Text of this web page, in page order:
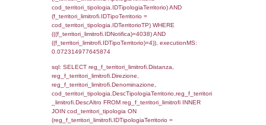
0.00052404403686523
sql: SELECT el_regioni.Regione,
el_comuni.Comune,
reg_f_confini INNER JOIN ((el_comuni
el_province ON el_comuni.IstProvincia =
el_province.IstProvincia) INNER JOIN
el_province.IstRegione =
reg_f_confini.IDComune =